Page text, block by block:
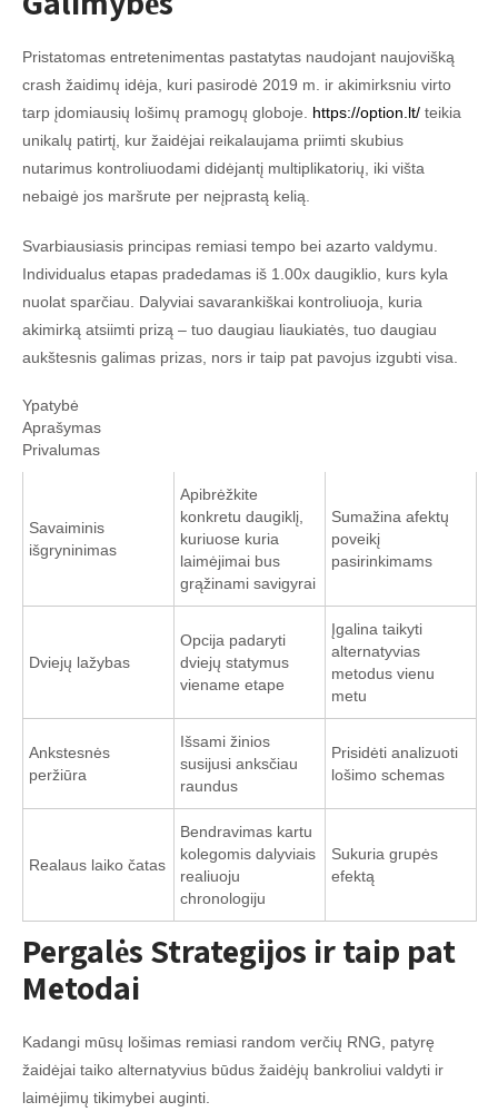
Pristatomas entretenimentas pastatytas naudojant naujovišką
crash žaidimų idėja, kuri pasirodė 2019 m. ir akimirksniu virto
tarp įdomiausių lošimų pramogų globoje. https://option.lt/ teikia
unikalų patirtį, kur žaidėjai reikalaujama priimti skubius
nutarimus kontroliuodami didėjantį multiplikatorių, iki višta
nebaigė jos maršrute per neįprastą kelią.
Svarbiausiasis principas remiasi tempo bei azarto valdymu.
Individualus etapas pradedamas iš 1.00x daugiklio, kurs kyla
nuolat sparčiau. Dalyviai savarankiškai kontroliuoja, kuria
akimirką atsiimti prizą – tuo daugiau liaukiatės, tuo daugiau
aukštesnis galimas prizas, nors ir taip pat pavojus izgubti visa.
Ypatybė
Aprašymas
Privalumas
Savaiminis
išgryninimas
Apibrėžkite
konkretu daugiklį,
kuriuose kuria
laimėjimai bus
grąžinami savigyrai
Sumažina afektų
poveikį
pasirinkimams
Dviejų lažybas
Opcija padaryti
dviejų statymus
viename etape
Įgalina taikyti
alternatyvias
metodus vienu
metu
Ankstesnės
peržiūra
Išsami žinios
susijusi anksčiau
raundus
Prisidėti analizuoti
lošimo schemas
Realaus laiko čatas
Bendravimas kartu
kolegomis dalyviais
realiuoju
chronologiju
Sukuria grupės
efektą
Pergalės Strategijos ir taip pat
Metodai
Kadangi mūsų lošimas remiasi random verčių RNG, patyrę
žaidėjai taiko alternatyvius būdus žaidėjų bankroliui valdyti ir
laimėjimų tikimybei auginti.